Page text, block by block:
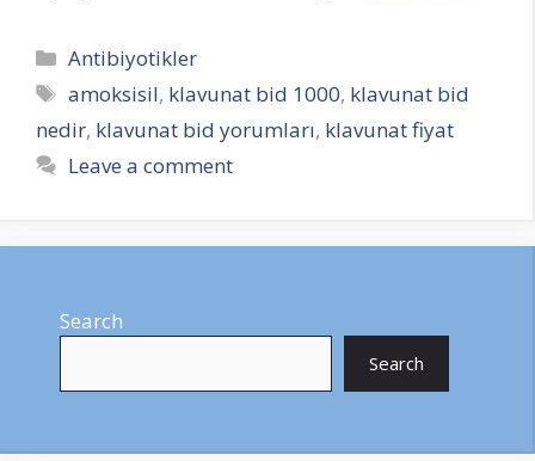
Categories
Antibiyotikler
Tags
amoksisil, klavunat bid 1000, klavunat bid
nedir, klavunat bid yorumları, klavunat fiyat
Leave a comment
Search
Search